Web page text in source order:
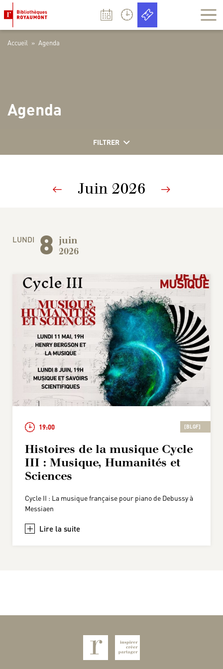
Accueil » Agenda
Agenda
FILTRER
Previous
Juin 2026
LUNDI 8 juin
2026
19:00 [BLGF]
Histoires de la musique Cycle
III : Musique, Humanités et
Sciences
Cycle II : La musique française pour piano de Debussy à
Messiaen
+
Panneau de gestion des cookies